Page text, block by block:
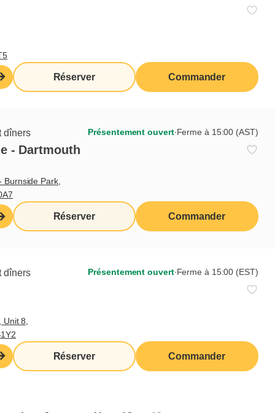
Réserver Commander
dîners Présentement ouvert∙Ferme à 15:00 (AST)
- Dartmouth
Burnside Park,
Réserver Commander
dîners Présentement ouvert∙Ferme à 15:00 (EST)
8,
Réserver Commander
présenter en restaurant.
cappuccino glacé) comprenant
au choix (crème fouettée ou
6 septembre 2026, en salle